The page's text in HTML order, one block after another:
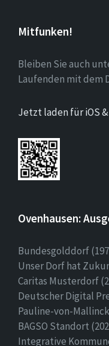
Mitfunken!
Bleiben Sie auch
Laufenden mit dem
Jetzt laden für iOS
Ovenhausen:
Bundesgolddorf
Unser Dorf hat
Caritas Musterdorf
Deutscher Digital
Pauline-von-
BAGSO Standort
Integrative